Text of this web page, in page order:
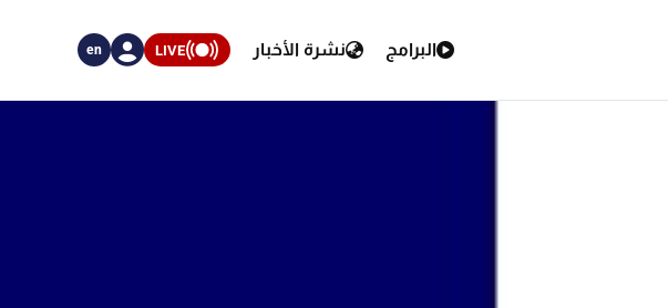
البرامج نشرة الأخبار LIVE
en